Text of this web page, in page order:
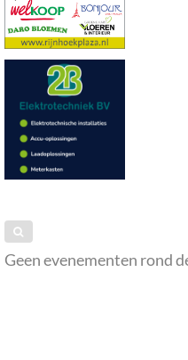
Geen evenementen rond